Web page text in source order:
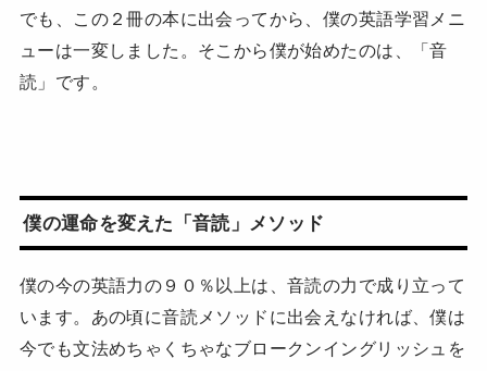
でも、この２冊の本に出会ってから、僕の英語学習メニ
ューは一変しました。そこから僕が始めたのは、「音
読」です。
僕の運命を変えた「音読」メソッド
僕の今の英語力の９０％以上は、音読の力で成り立って
います。あの頃に音読メソッドに出会えなければ、僕は
今でも文法めちゃくちゃなブロークンイングリッシュを